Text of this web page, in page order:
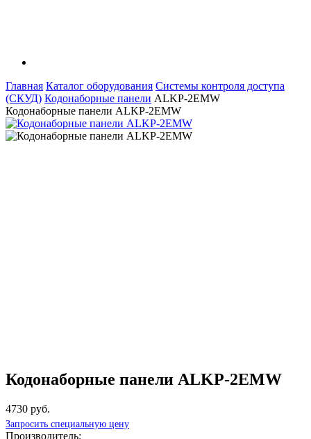
Главная Каталог оборудования Системы контроля доступа
(СКУД) Кодонаборные панели ALKP-2EMW
Кодонаборные панели ALKP-2EMW
Кодонаборные панели ALKP-2EMW
4730 руб.
Запросить специальную цену
Производитель: